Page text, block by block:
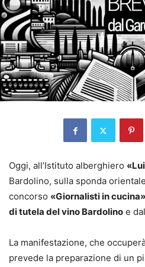
Oggi, all’Istituto alberghiero
Bardolino, sulla sponda
concorso «Giornalisti in cucina»
di tutela del vino Bardolino e
La manifestazione, che
prevede la preparazione di un